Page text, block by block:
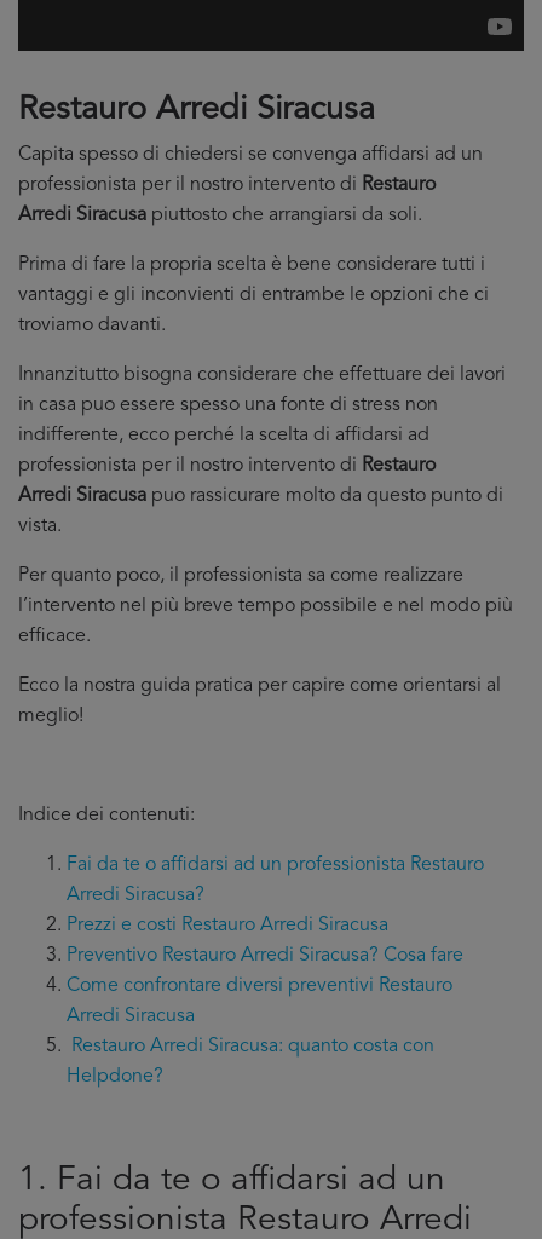
Restauro Arredi Siracusa
Capita spesso di chiedersi se convenga affidarsi ad un
professionista per il nostro intervento di Restauro
Arredi Siracusa piuttosto che arrangiarsi da soli.
Prima di fare la propria scelta è bene considerare tutti i
vantaggi e gli inconvienti di entrambe le opzioni che ci
troviamo davanti.
Innanzitutto bisogna considerare che effettuare dei lavori
in casa puo essere spesso una fonte di stress non
indifferente, ecco perché la scelta di affidarsi ad
professionista per il nostro intervento di Restauro
Arredi Siracusa puo rassicurare molto da questo punto di
vista.
Per quanto poco, il professionista sa come realizzare
l’intervento nel più breve tempo possibile e nel modo più
efficace.
Ecco la nostra guida pratica per capire come orientarsi al
meglio!
Indice dei contenuti:
Fai da te o affidarsi ad un professionista Restauro
Arredi Siracusa?
Prezzi e costi Restauro Arredi Siracusa
Preventivo Restauro Arredi Siracusa? Cosa fare
Come confrontare diversi preventivi Restauro
Arredi Siracusa
Restauro Arredi Siracusa: quanto costa con
Helpdone?
1. Fai da te o affidarsi ad un
professionista Restauro Arredi